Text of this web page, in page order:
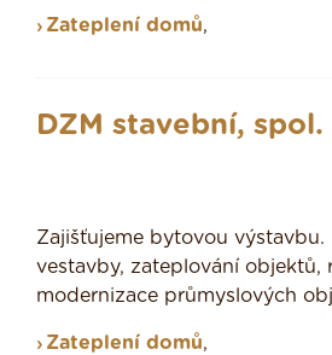
Zateplení domů,
DZM stavební, spol.
Zajišťujeme bytovou
vestavby, zateplování objektů,
modernizace průmyslových
Zateplení domů,